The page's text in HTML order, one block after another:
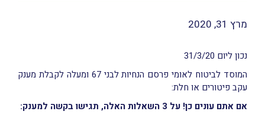
מרץ 31, 2020
נכון ליום 31/3/20
המוסד לביטוח לאומי פרסם הנחיות לבני 67 ומעלה לקבלת מענק
עקב פיטורים או חלת:
אם אתם עונים כן! על 3 השאלות האלה, תגישו בקשה למענק: